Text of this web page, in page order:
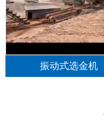
振动式选金机